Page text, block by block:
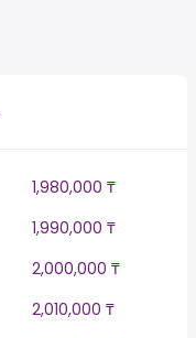
1,980,000 ₸
1,990,000 ₸
2,000,000 ₸
2,010,000 ₸